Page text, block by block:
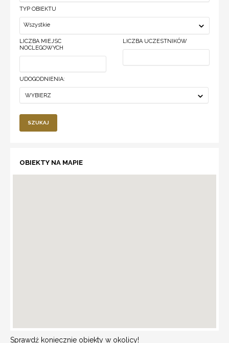
TYP OBIEKTU
Wszystkie
LICZBA MIEJSC
NOCLEGOWYCH
LICZBA UCZESTNIKÓW
UDOGODNIENIA:
WYBIERZ
SZUKAJ
OBIEKTY NA MAPIE
Sprawdź koniecznie obiekty w okolicy!